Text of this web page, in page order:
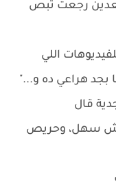
رجعت تبص
اللي
بجد هراعي ده و..."
قال
مش سهل، وحريص